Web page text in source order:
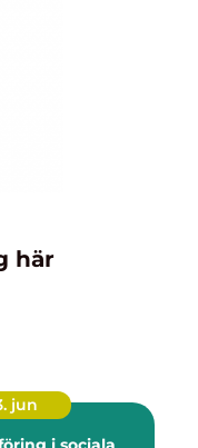
här
jun